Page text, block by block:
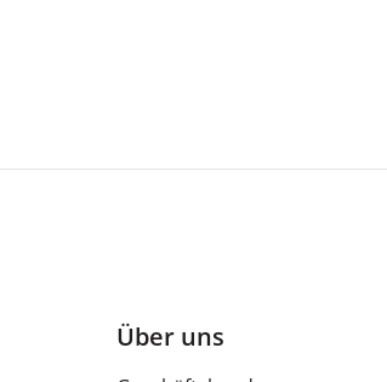
zur Verfügung.
Über uns